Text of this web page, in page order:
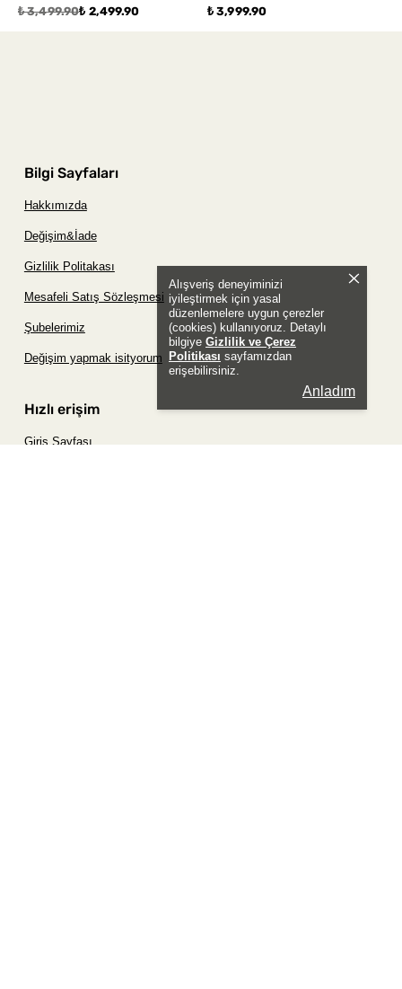
Alışveriş deneyiminizi
iyileştirmek için yasal
düzenlemelere uygun çerezler
(cookies) kullanıyoruz. Detaylı
bilgiye Gizlilik ve Çerez
Politikası sayfamızdan
erişebilirsiniz.
Anladım
₺ 3,499.90₺ 2,499.90 ₺ 3,999.90
Bilgi Sayfaları
Hakkımızda
Değişim&İade
Gizlilik Politakası
Mesafeli Satış Sözleşmesi
Şubelerimiz
Değişim yapmak isityorum
Hızlı erişim
Giriş Sayfası